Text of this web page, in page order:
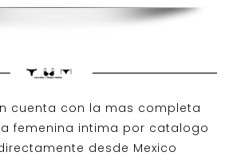
cuenta con la mas completa
femenina intima por catalogo
desde Mexico